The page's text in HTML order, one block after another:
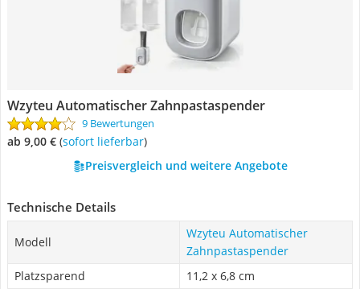
Wzyteu Automatischer Zahnpastaspender
9 Bewertungen
ab 9,00 € ( Sofort lieferbar)
Preisvergleich und weitere Angebote
Technische Details
Modell
Wzyteu Automatischer
Zahnpastaspender
Platzsparend
11,2 x 6,8 cm